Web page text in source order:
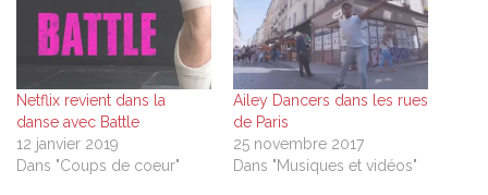
Netflix revient dans la
danse avec Battle
12 janvier 2019
Dans "Coups de coeur"
Ailey Dancers dans les rues
de Paris
25 novembre 2017
Dans "Musiques et vidéos"